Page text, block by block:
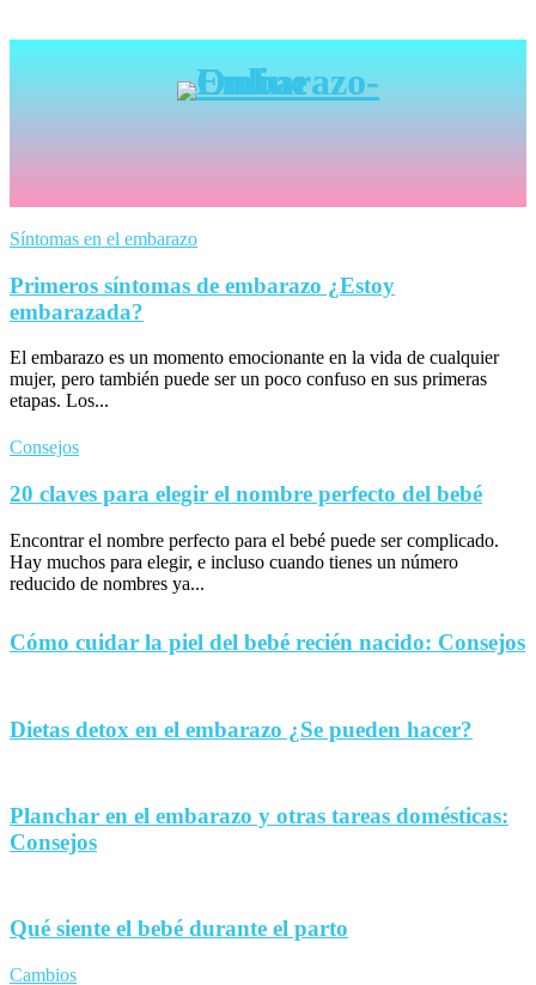
Síntomas en el embarazo
Primeros síntomas de embarazo ¿Estoy
embarazada?
El embarazo es un momento emocionante en la vida de cualquier
mujer, pero también puede ser un poco confuso en sus primeras
etapas. Los...
Consejos
20 claves para elegir el nombre perfecto del bebé
Encontrar el nombre perfecto para el bebé puede ser complicado.
Hay muchos para elegir, e incluso cuando tienes un número
reducido de nombres ya...
Cómo cuidar la piel del bebé recién nacido: Consejos
Dietas detox en el embarazo ¿Se pueden hacer?
Planchar en el embarazo y otras tareas domésticas:
Consejos
Qué siente el bebé durante el parto
Cambios